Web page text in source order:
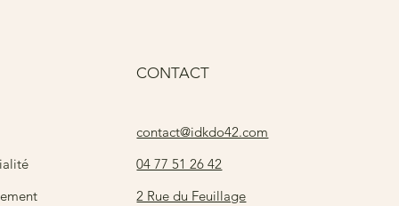
CONTACT
contact@idkdo42.com
04 77 51 26 42
2 Rue du Feuillage